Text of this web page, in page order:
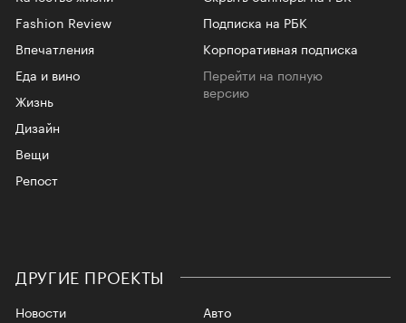
Fashion Review
Впечатления
Еда и вино
Жизнь
Дизайн
Вещи
Репост
Подписка на РБК
Корпоративная подписка
Перейти на полную
версию
ДРУГИЕ ПРОЕКТЫ
Новости
Авто